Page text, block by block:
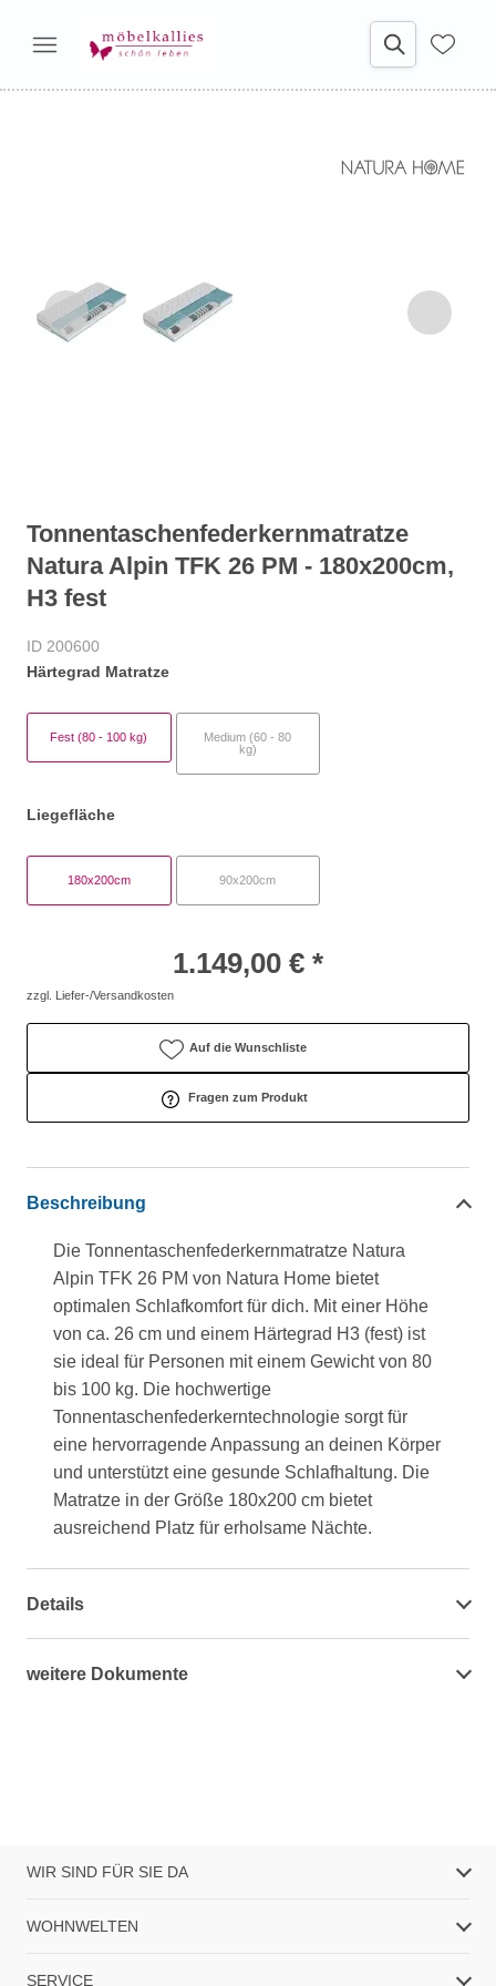
Tonnentaschenfederkernmatratze
Natura Alpin TFK 26 PM - 180x200cm,
H3 fest
ID 200600
Härtegrad Matratze
Fest (80 - 100 kg)
Medium (60 - 80
kg)
Liegefläche
180x200cm 90x200cm
1.149,00 € *
zzgl. Liefer-/Versandkosten
Auf die Wunschliste
Fragen zum Produkt
Beschreibung
Die Tonnentaschenfederkernmatratze Natura
Alpin TFK 26 PM von Natura Home bietet
optimalen Schlafkomfort für dich. Mit einer Höhe
von ca. 26 cm und einem Härtegrad H3 (fest) ist
sie ideal für Personen mit einem Gewicht von 80
bis 100 kg. Die hochwertige
Tonnentaschenfederkerntechnologie sorgt für
eine hervorragende Anpassung an deinen Körper
und unterstützt eine gesunde Schlafhaltung. Die
Matratze in der Größe 180x200 cm bietet
ausreichend Platz für erholsame Nächte.
Details
weitere Dokumente
WIR SIND FÜR SIE DA
WOHNWELTEN
SERVICE